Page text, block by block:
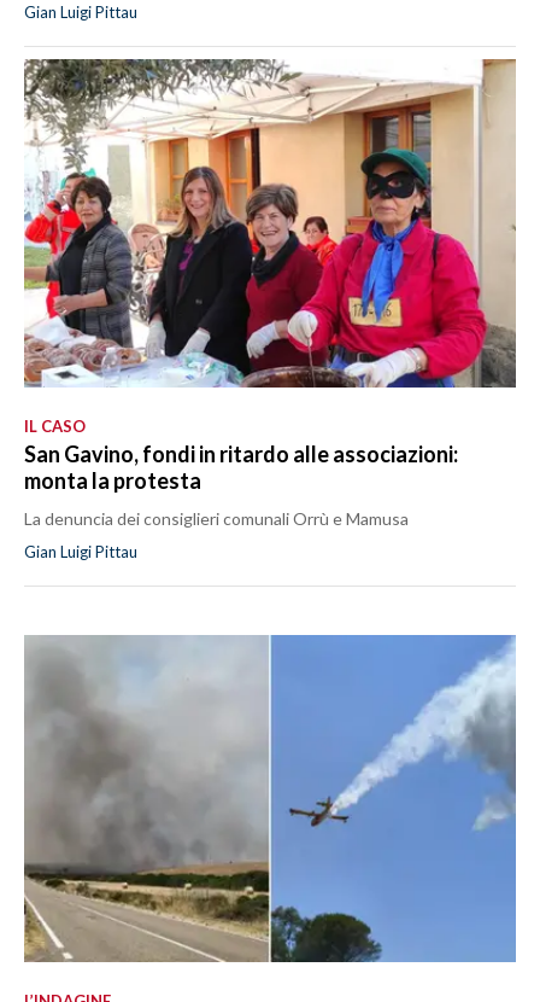
Gian Luigi Pittau
IL CASO
San Gavino, fondi in ritardo alle associazioni:
monta la protesta
La denuncia dei consiglieri comunali Orrù e Mamusa
Gian Luigi Pittau